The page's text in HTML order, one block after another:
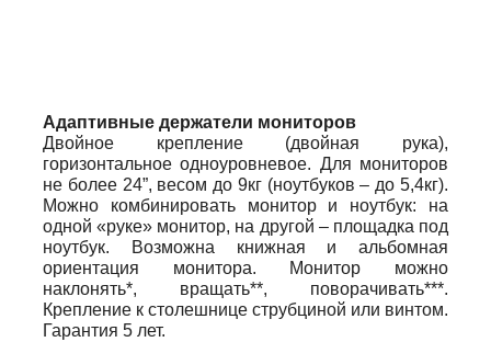
Адаптивные держатели мониторов
Двойное крепление (двойная рука),
горизонтальное одноуровневое. Для мониторов
не более 24”, весом до 9кг (ноутбуков – до 5,4кг).
Можно комбинировать монитор и ноутбук: на
одной «руке» монитор, на другой – площадка под
ноутбук. Возможна книжная и альбомная
ориентация монитора. Монитор можно
наклонять*, вращать**, поворачивать***.
Крепление к столешнице струбциной или винтом.
Гарантия 5 лет.